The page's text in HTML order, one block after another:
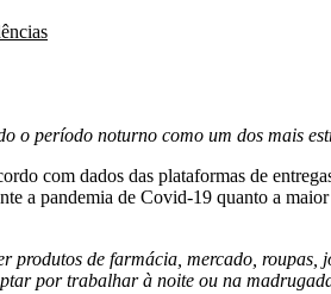
o período noturno como um dos mais
com dados das plataformas de
a pandemia de Covid-19 quanto a
produtos de farmácia, mercado,
por trabalhar à noite ou na